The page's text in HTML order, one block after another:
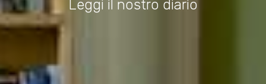
Leggi il nostro diario